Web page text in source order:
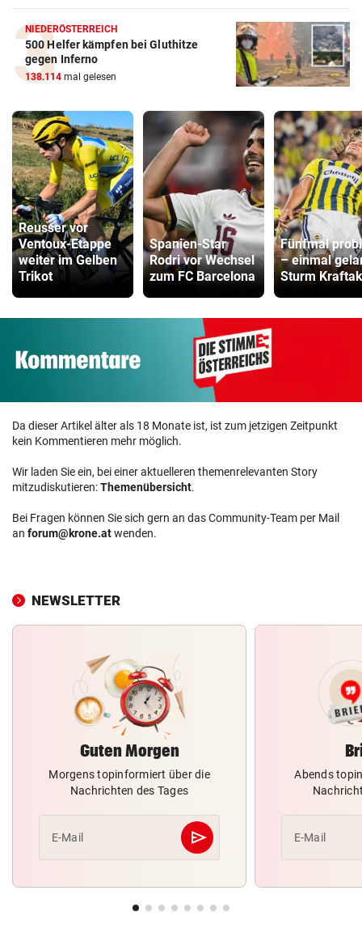
NIEDERÖSTERREICH
500 Helfer kämpfen bei Gluthitze
gegen Inferno
138.114 mal gelesen
Reusser vor
Ventoux-Etappe
weiter im Gelben
Trikot
Spanien-Star
Rodri vor Wechsel
zum FC Barcelona
Fünfmal
– einmal
Sturm
Da dieser Artikel älter als 18 Monate ist, ist zum jetzigen Zeitpunkt
kein Kommentieren mehr möglich.
Wir laden Sie ein, bei einer aktuelleren themenrelevanten Story
mitzudiskutieren:Themenübersicht.
Bei Fragen können Sie sich gern an das Community-Team per Mail
an forum@krone.atwenden.
NEWSLETTER
Guten Morgen
Morgens topinformiert über die
Nachrichten des Tages
E-Mail send
Abschicken
Abends
E-Mail